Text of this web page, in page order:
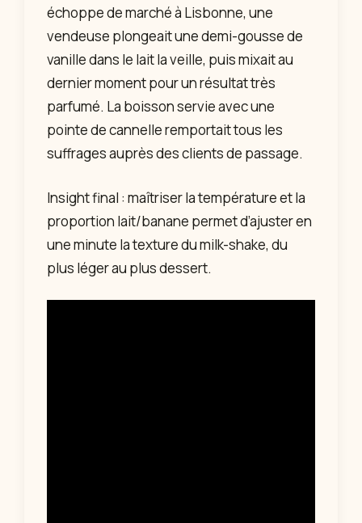
échoppe de marché à Lisbonne, une
vendeuse plongeait une demi-gousse de
vanille dans le lait la veille, puis mixait au
dernier moment pour un résultat très
parfumé. La boisson servie avec une
pointe de cannelle remportait tous les
suffrages auprès des clients de passage.
Insight final : maîtriser la température et la
proportion lait/banane permet d’ajuster en
une minute la texture du milk-shake, du
plus léger au plus dessert.